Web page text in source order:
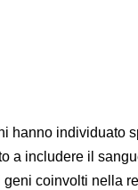
hanno individuato
a includere il
coinvolti nella